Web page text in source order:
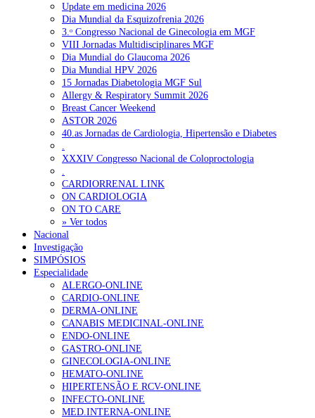
Update em medicina 2026
Dia Mundial da Esquizofrenia 2026
3.ᵒ Congresso Nacional de Ginecologia em MGF
VIII Jornadas Multidisciplinares MGF
Dia Mundial do Glaucoma 2026
Dia Mundial HPV 2026
15 Jornadas Diabetologia MGF Sul
Allergy & Respiratory Summit 2026
Breast Cancer Weekend
ASTOR 2026
40.as Jornadas de Cardiologia, Hipertensão e Diabetes
XXXIV Congresso Nacional de Coloproctologia
CARDIORRENAL LINK
ON CARDIOLOGIA
ON TO CARE
» Ver todos
Nacional
Investigação
SIMPÓSIOS
Especialidade
ALERGO-ONLINE
CARDIO-ONLINE
DERMA-ONLINE
CANABIS MEDICINAL-ONLINE
ENDO-ONLINE
GASTRO-ONLINE
GINECOLOGIA-ONLINE
HEMATO-ONLINE
HIPERTENSÃO E RCV-ONLINE
INFECTO-ONLINE
MED.INTERNA-ONLINE